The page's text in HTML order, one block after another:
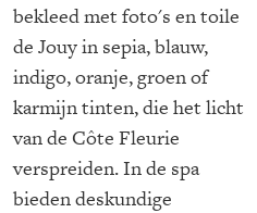
bekleed met foto's en toile
de Jouy in sepia, blauw,
indigo, oranje, groen of
karmijn tinten, die het licht
van de Côte Fleurie
verspreiden. In de spa
bieden deskundige